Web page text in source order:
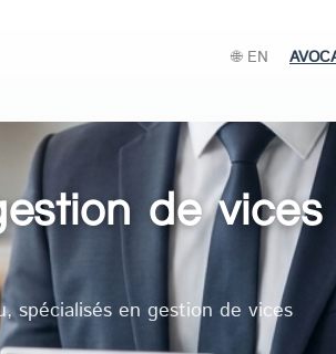
🌐 EN
de
spécialisés en gestion de vices